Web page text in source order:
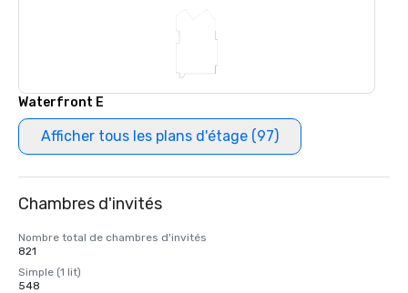
Waterfront E
Afficher tous les plans d'étage (97)
Chambres d'invités
Nombre total de chambres d'invités
821
Simple (1 lit)
548